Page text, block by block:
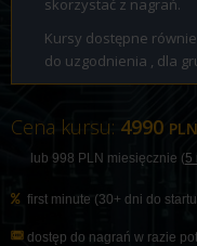
skorzystać z nagrań.
Kursy dostępne
do uzgodnienia , dla
Cena kursu: 4990 PLN
lub 998 PLN miesięcznie (5
first minute (30+ dni do
dostęp do nagrań w razie